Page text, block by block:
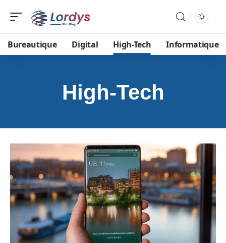
Bureautique Digital High-Tech Informatique
High-Tech